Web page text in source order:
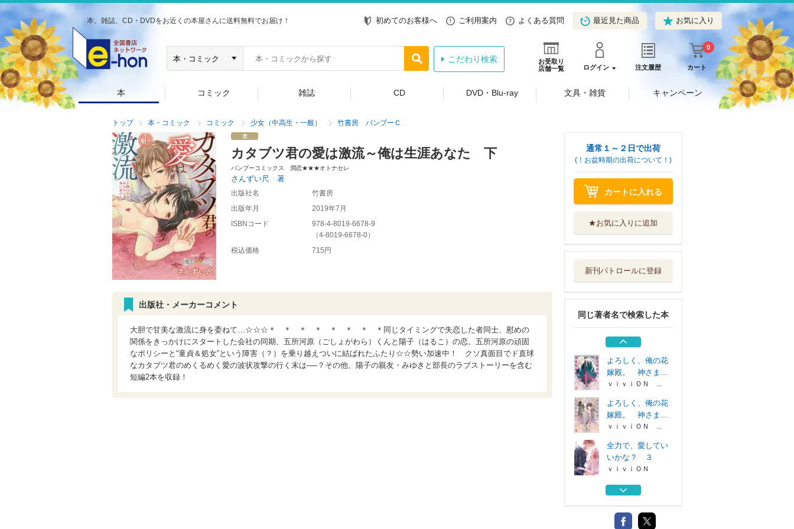
本、雑誌、CD・DVDをお近くの本屋さんに送料無料でお届け！ 初めてのお客様へ ご利用案内 よくある質問 最近見た商品 お気に入り
お受取り
店舗一覧
ログイン 注文履歴 カート
0
こだわり検索
本 コミック 雑誌 CD DVD・Blu-ray 文具・雑貨 キャンペーン
トップ 本・コミック コミック 少女（中高生・一般） 竹書房 バンブーＣ
カタブツ君の愛は激流～俺は生涯あなた 下
バンブーコミックス 潤恋★★★オトナセレ
さんずい尺 著
出版社名
竹書房
出版年月
2019年7月
ISBNコード
978-4-8019-6678-9
（4-8019-6678-0）
税込価格
715円
出版社・メーカーコメント
大胆で甘美な激流に身を委ねて…☆☆☆＊ ＊ ＊ ＊ ＊ ＊ ＊ ＊同じタイミングで失恋した者同士、慰めの
関係をきっかけにスタートした会社の同期、五所河原（ごしょがわら）くんと陽子（はるこ）の恋。五所河原の頑固
なポリシーと“童貞＆処女”という障害（？）を乗り越えついに結ばれたふたり☆☆勢い加速中！ クソ真面目でド直球
なカタブツ君のめくるめく愛の波状攻撃の行く末は──？その他、陽子の親友・みゆきと部長のラブストーリーを含む
短編2本を収録！
通常１～２日で出荷
(！お盆時期の出荷について！)
カートに入れる
★お気に入りに追加
新刊パトロールに登録
同じ著者名で検索した本
全力で、愛してい
いかな？ ３
全力で、愛してい
ｖｉｖｉＯＮ
全力で、愛してい
いかな？ １
ｖｉｖｉＯＮ
よろしく、俺の花
嫁殿。 神さま...
ｖｉｖｉＯＮ ...
よろしく、俺の花
嫁殿。 神さま...
ｖｉｖｉＯＮ ...
全力で、愛してい
いかな？ ３
ｖｉｖｉＯＮ
全力で、愛してい
ｖｉｖｉＯＮ